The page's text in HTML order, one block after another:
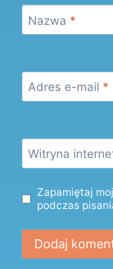
Nazwa *
Adres e-mail *
Witryna
Zapamiętaj
podczas